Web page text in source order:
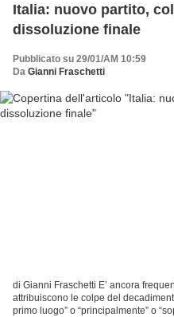
Italia: nuovo partito,
dissoluzione finale
Pubblicato su 29/01/AM 10:59
Da Gianni Fraschetti
di Gianni Fraschetti E’ ancora
attribuiscono le colpe del
primo luogo” o “principalmente” o